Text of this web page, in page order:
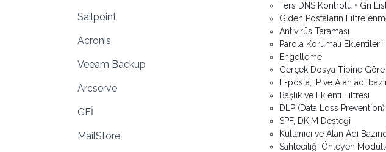
Ters DNS Kontrolü • Gri
Giden Postaların
Antivirüs Taraması
Parola Korumalı Eklentileri
Engelleme
Gerçek Dosya Tipine
E-posta, IP ve Alan adı
Başlık ve Eklenti Filtresi
DLP (Data Loss
SPF, DKIM Desteği
Kullanıcı ve Alan Adı
Sahteciliği Önleyen
Sailpoint
Acronis
Veeam Backup
Arcserve
GFİ
MailStore